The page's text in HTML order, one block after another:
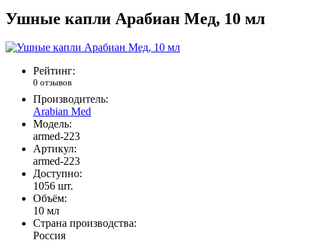
Ушные капли Арабиан Мед, 10 мл
Рейтинг:
0 отзывов
Производитель:
Arabian Med
Модель:
armed-223
Артикул:
armed-223
Доступно:
1056 шт.
Объём:
10 мл
Страна производства:
Россия